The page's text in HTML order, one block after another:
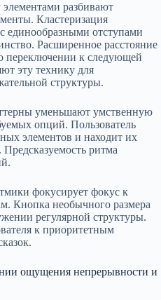
разбивают
Кластеризация
единообразными отступами
Расширенное расстояние
переключении к следующей
эту технику для
структуры.
уменьшают умственную
опций. Пользователь
элементов и находит их
ритма
фокусирует фокус к
Кнопка необычного размера
регулярной структуры.
к приоритетным
ощущения непрерывности и